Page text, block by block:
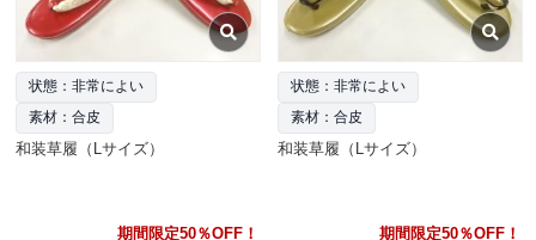
状態：非常によい
素材：合皮
和装草履（Lサイズ）
期間限定50％OFF！
状態：非常によい
素材：合皮
和装草履（Lサイズ）
期間限定50％OFF！